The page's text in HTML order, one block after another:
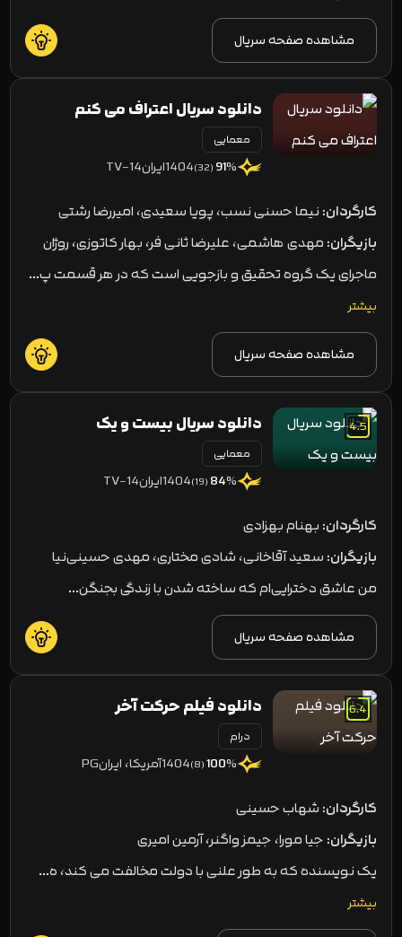
مشاهده صفحه سریال
دانلود سریال اعتراف می کنم
معمایی
91%
(32)
1404ایرانTV-14
کارگردان:نیما حسنی نسب، پویا سعیدی، امیررضا رشتی
بازیگران:مهدی هاشمی، علیرضا ثانی فر، بهار کاتوزی، روژان
رضوانیان
ماجرای یک گروه تحقیق و بازجویی است که در هر قسمت پ…
بیشتر
مشاهده صفحه سریال
4.5 دانلود سریال بیست و یک
معمایی
84%
(19)
1404ایرانTV-14
کارگردان:بهنام بهزادی
بازیگران:سعید آقاخانی، شادی مختاری، مهدی حسینی‌نیا
من عاشق دخترایی‌ام که ساخته شدن با زندگی بجنگن...
مشاهده صفحه سریال
6.4 دانلود فیلم حرکت آخر
درام
100%
(8)
1404آمریکا، ایرانPG
کارگردان:شهاب حسینی
بازیگران:جیا مورا، جیمز واگنر، آرمین امیری
یک نویسنده که به طور علنی با دولت مخالفت می کند، ه…
بیشتر